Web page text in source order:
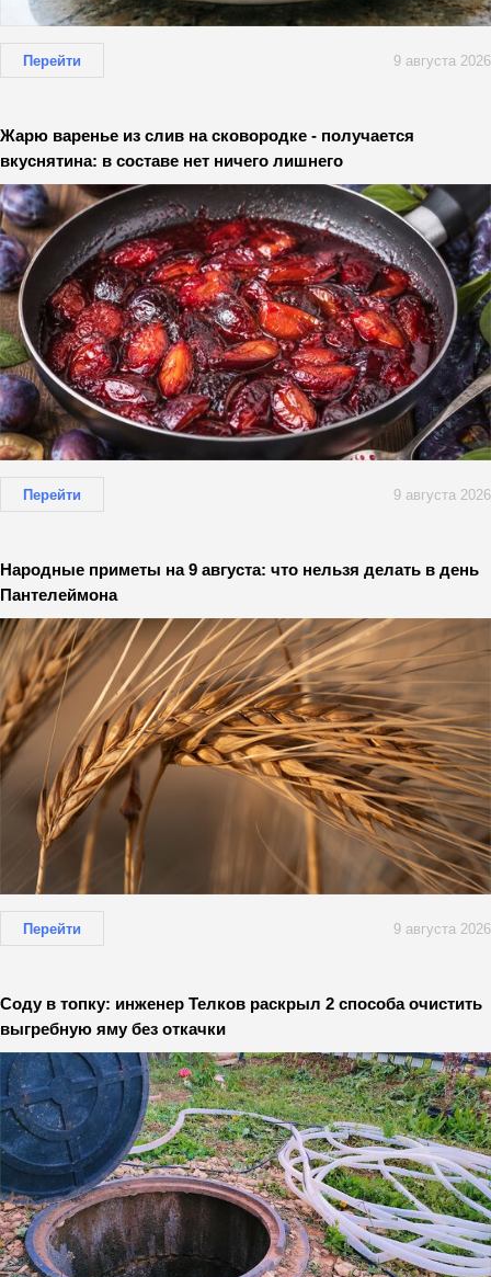
Перейти 9 августа 2026
Жарю варенье из слив на сковородке - получается
вкуснятина: в составе нет ничего лишнего
Перейти 9 августа 2026
Народные приметы на 9 августа: что нельзя делать в день
Пантелеймона
Перейти 9 августа 2026
Соду в топку: инженер Телков раскрыл 2 способа очистить
выгребную яму без откачки